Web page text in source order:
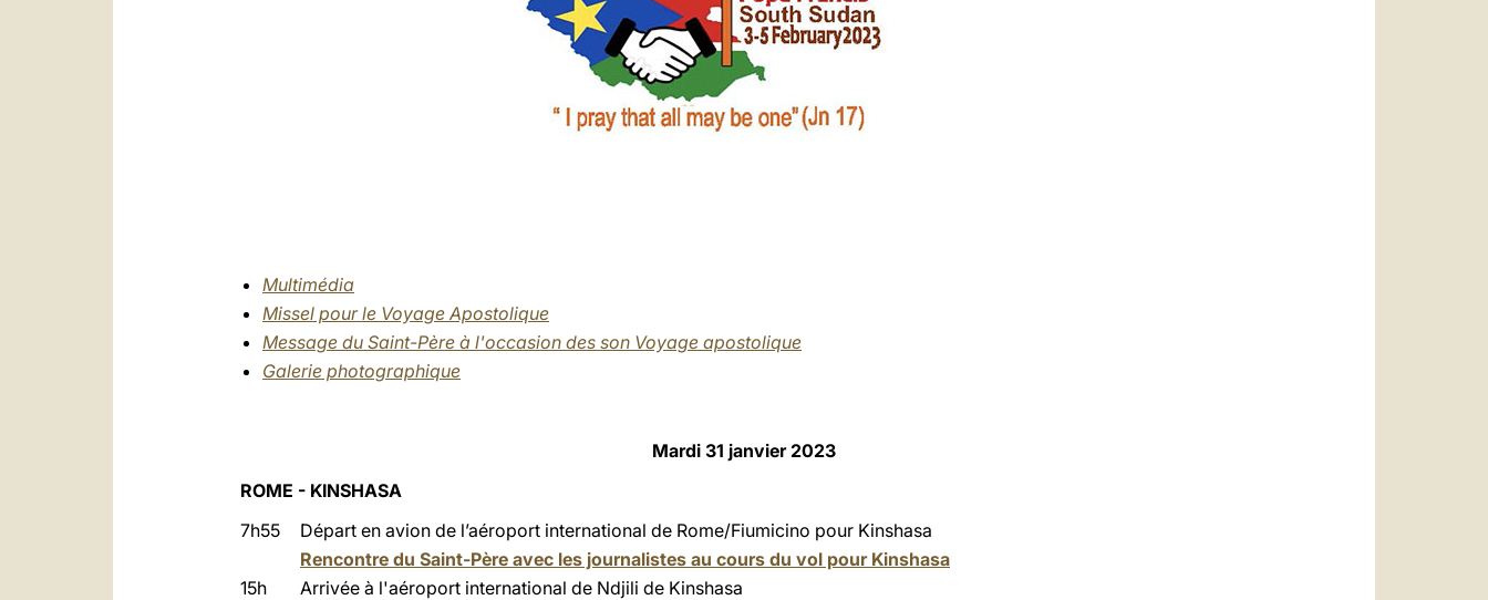
Multimédia
Missel pour le Voyage Apostolique
Message du Saint-Père à l'occasion des son Voyage apostolique
Galerie photographique
Mardi 31 janvier 2023
ROME - KINSHASA
7h55
Départ en avion de l’aéroport international de Rome/Fiumicino pour Kinshasa
Rencontre du Saint-Père avec les journalistes au cours du vol pour Kinshasa
15h
Arrivée à l'aéroport international de Ndjili de Kinshasa